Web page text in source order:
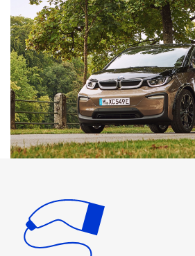
Ladestationen sind die perfekte
Ihres Elektrofahrzeugs zu Hause. Mit
Ladeleistung von 3,7 kW bis 22 kW
dass Ihr Fahrzeug schnell und
Bitte beachten Sie jedoch, dass Ihr
schneller als die maximale
Ladestation aufgeladen werden kann.
Ladestationen sind mit allen
kompatibel und bieten eine
Bedienung. Wir bieten auch eine
egal wo Sie sind. Wenn Sie nach einer schnelleren
Lademöglichkeit suchen, empfehlen
zu wählen, das mit der maximalen